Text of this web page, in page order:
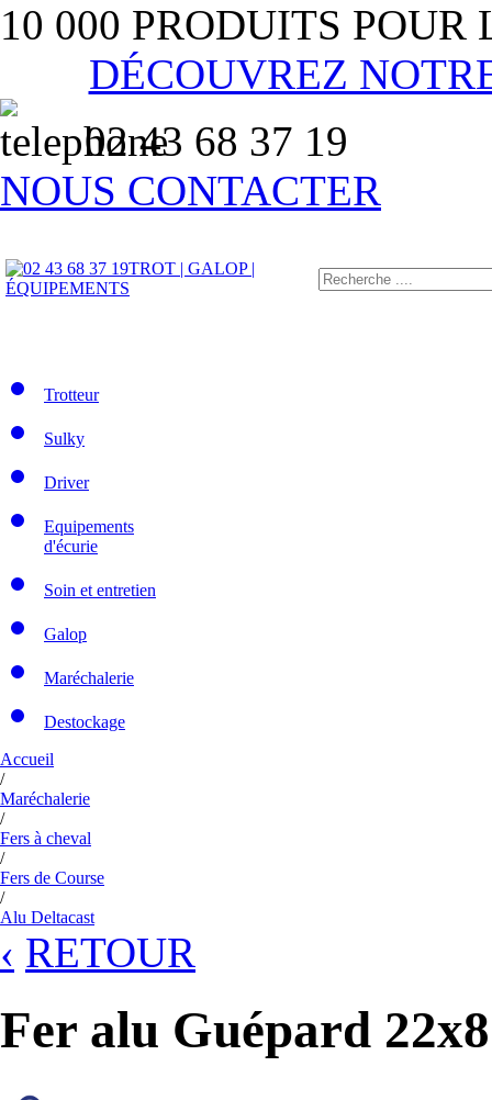
10 000 PRODUITS
DÉCOUVREZ
02 43 68 37 19
NOUS CONTACTER
TROT | GALOP |
ÉQUIPEMENTS
Trotteur
Sulky
Driver
Equipements
d'écurie
Soin et entretien
Galop
Maréchalerie
Destockage
Accueil
/
Maréchalerie
/
Fers à cheval
/
Fers de Course
/
Alu Deltacast
‹ RETOUR
Fer alu Guépard